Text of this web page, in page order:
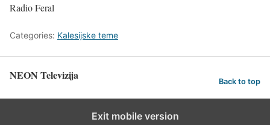
Radio Feral
Categories: Kalesijske teme
NEON Televizija Back to top
Exit mobile version